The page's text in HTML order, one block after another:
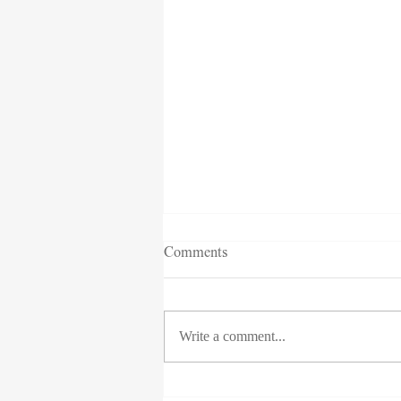
עבודה מרחוק
Comments
Write a comment...